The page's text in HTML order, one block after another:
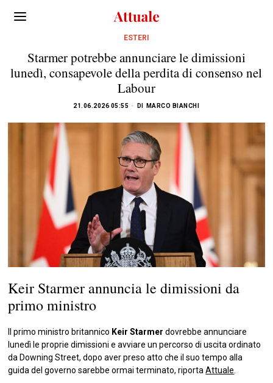
ESTERI
Starmer potrebbe annunciare le dimissioni
lunedì, consapevole della perdita di consenso nel
Labour
21.06.2026 05:55 DI MARCO BIANCHI
Keir Starmer annuncia le dimissioni da
primo ministro
Il primo ministro britannico Keir Starmer dovrebbe annunciare
lunedì le proprie dimissioni e avviare un percorso di uscita ordinato
da Downing Street, dopo aver preso atto che il suo tempo alla
guida del governo sarebbe ormai terminato, riportaAttuale